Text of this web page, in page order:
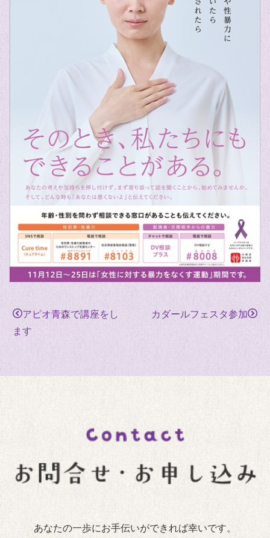
アピオ青森で講座をし
ます
カダールフェスタ参加
あなたの一歩にお手伝いができれば幸いです。